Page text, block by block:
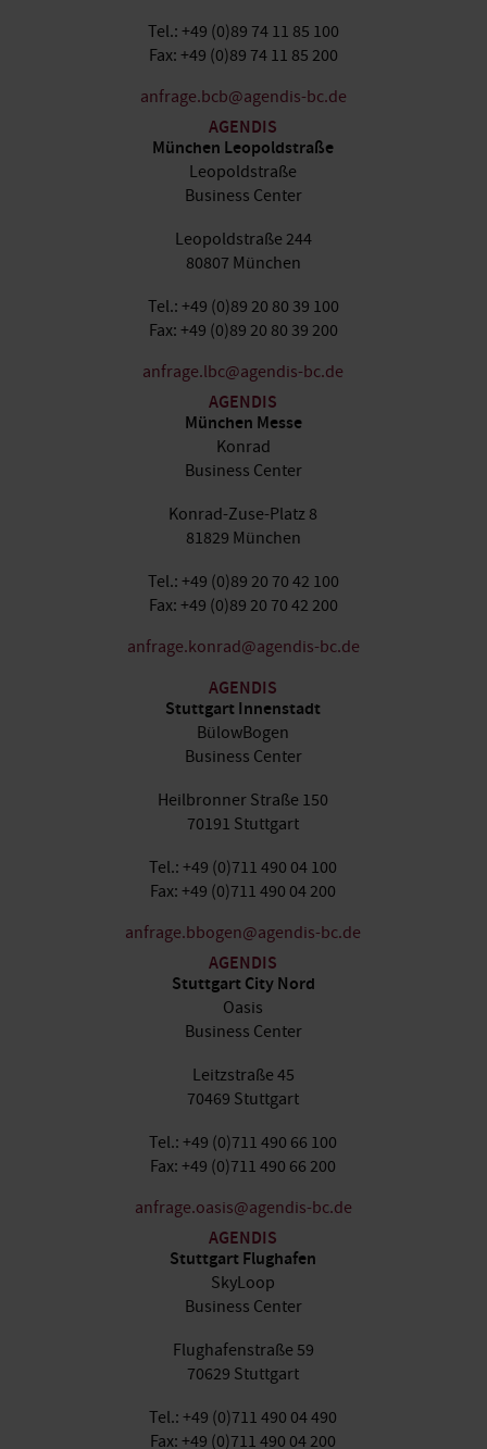
Tel.: +49 (0)89 74 11 85 100
Fax: +49 (0)89 74 11 85 200
anfrage.bcb@agendis-bc.de
AGENDIS
München Leopoldstraße
Leopoldstraße
Business Center
Leopoldstraße 244
80807 München
Tel.: +49 (0)89 20 80 39 100
Fax: +49 (0)89 20 80 39 200
anfrage.lbc@agendis-bc.de
AGENDIS
München Messe
Konrad
Business Center
Konrad-Zuse-Platz 8
81829 München
Tel.: +49 (0)89 20 70 42 100
Fax: +49 (0)89 20 70 42 200
anfrage.konrad@agendis-bc.de
AGENDIS
Stuttgart Innenstadt
BülowBogen
Business Center
Heilbronner Straße 150
70191 Stuttgart
Tel.: +49 (0)711 490 04 100
Fax: +49 (0)711 490 04 200
anfrage.bbogen@agendis-bc.de
AGENDIS
Stuttgart City Nord
Oasis
Business Center
Leitzstraße 45
70469 Stuttgart
Tel.: +49 (0)711 490 66 100
Fax: +49 (0)711 490 66 200
anfrage.oasis@agendis-bc.de
AGENDIS
Stuttgart Flughafen
SkyLoop
Business Center
Flughafenstraße 59
70629 Stuttgart
Tel.: +49 (0)711 490 04 490
Fax: +49 (0)711 490 04 200